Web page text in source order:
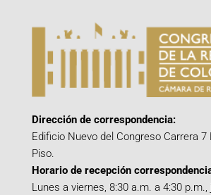
Dirección de correspondencia:
Edificio Nuevo del Congreso Carrera 7
Piso.
Horario de recepción
Lunes a viernes, 8:30 a.m. a 4:30 p.m.,